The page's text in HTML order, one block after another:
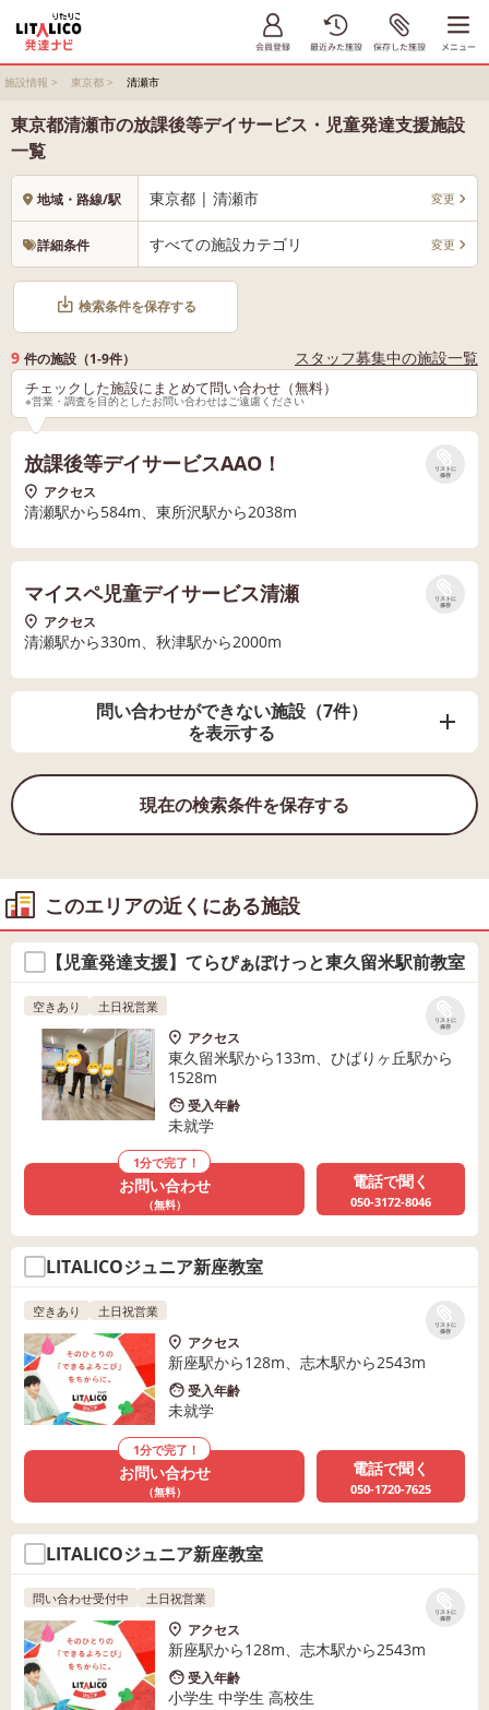
施設情報 > 東京都 > 清瀬市
東京都清瀬市の放課後等デイサービス・児童発達支援施設
一覧
地域・路線/駅 東京都 | 清瀬市 変更
詳細条件 すべての施設カテゴリ 変更
検索条件を保存する
9 件の施設（1-9件） スタッフ募集中の施設一覧
チェックした施設にまとめて問い合わせ（無料）
※営業・調査を目的としたお問い合わせはご遠慮ください
リストに
保存
放課後等デイサービスAAO！
アクセス
清瀬駅から584m、東所沢駅から2038m
リストに
保存
マイスペ児童デイサービス清瀬
アクセス
清瀬駅から330m、秋津駅から2000m
問い合わせができない施設（7件）
を表示する
現在の検索条件を保存する
このエリアの近くにある施設
【児童発達支援】てらぴぁぽけっと東久留米駅前教室
リストに
保存
空きあり 土日祝営業
アクセス
東久留米駅から133m、ひばりヶ丘駅から
1528m
受入年齢
未就学
1分で完了！
お問い合わせ
（無料）
電話で聞く
050-3172-8046
LITALICOジュニア新座教室
リストに
保存
空きあり 土日祝営業
アクセス
新座駅から128m、志木駅から2543m
受入年齢
未就学
1分で完了！
お問い合わせ
（無料）
電話で聞く
050-1720-7625
LITALICOジュニア新座教室
リストに
保存
問い合わせ受付中 土日祝営業
アクセス
新座駅から128m、志木駅から2543m
受入年齢
小学生 中学生 高校生